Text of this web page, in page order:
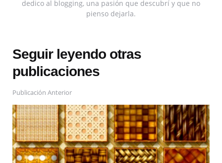
dedico al blogging, una pasión que descubrí y que no
pienso dejarla.
Seguir leyendo otras
publicaciones
Publicación Anterior